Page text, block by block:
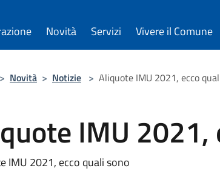
Novità Servizi Vivere il Comune
> Novità > Notizie > Aliquote IMU 2021, ecco
IMU 2021,
IMU 2021, ecco quali sono